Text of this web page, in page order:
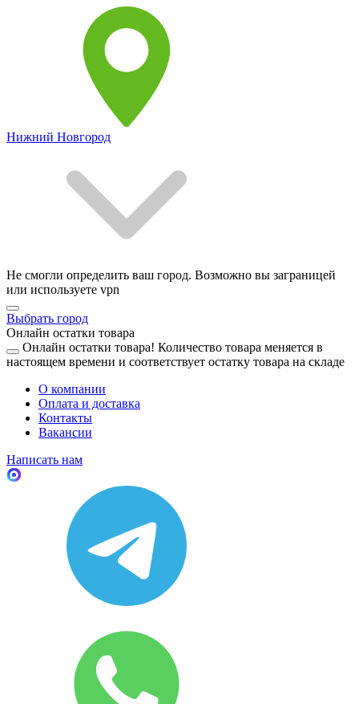
Нижний Новгород
Не смогли определить ваш город. Возможно вы заграницей
или используете vpn
Выбрать город
Онлайн остатки товара
Онлайн остатки товара! Количество товара меняется в
настоящем времени и соответствует остатку товара на складе
О компании
Оплата и доставка
Контакты
Вакансии
Написать нам